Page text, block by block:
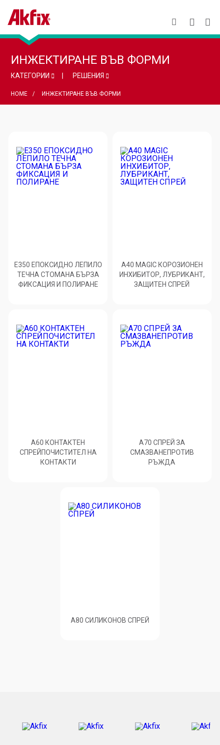
ИНЖЕКТИРАНЕ ВЪВ ФОРМИ
КАТЕГОРИИ РЕШЕНИЯ
HOME ИНЖЕКТИРАНЕ ВЪВ ФОРМИ
E350 ЕПОКСИДНО ЛЕПИЛО
ТЕЧНА СТОМАНА БЪРЗА
ФИКСАЦИЯ И ПОЛИРАНЕ
A40 MAGIC КОРОЗИОНЕН
ИНХИБИТОР, ЛУБРИКАНТ,
ЗАЩИТЕН СПРЕЙ
A60 КОНТАКТЕН
СПРЕЙПОЧИСТИТЕЛ НА
КОНТАКТИ
A70 СПРЕЙ ЗА
СМАЗВАНЕПРОТИВ
РЪЖДА
A80 СИЛИКОНОВ СПРЕЙ